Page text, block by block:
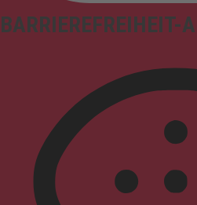
BARRIEREFREIHEIT-